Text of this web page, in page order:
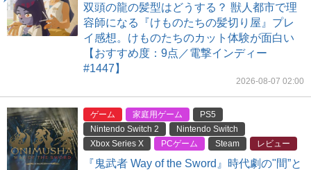
双頭の龍の髪型はどうする？ 獣人都市で理
容師になる『けものたちの髪切り屋』プレ
イ感想。けものたちのカット体験が面白い
【おすすめ度：9点／電撃インディー
#1447】
2026-08-07 02:00
ゲーム 家庭用ゲーム
PS5
Nintendo Switch 2
Nintendo Switch
Xbox Series X
PCゲーム Steam レビュー
『鬼武者 Way of the Sword』時代劇の"間”と